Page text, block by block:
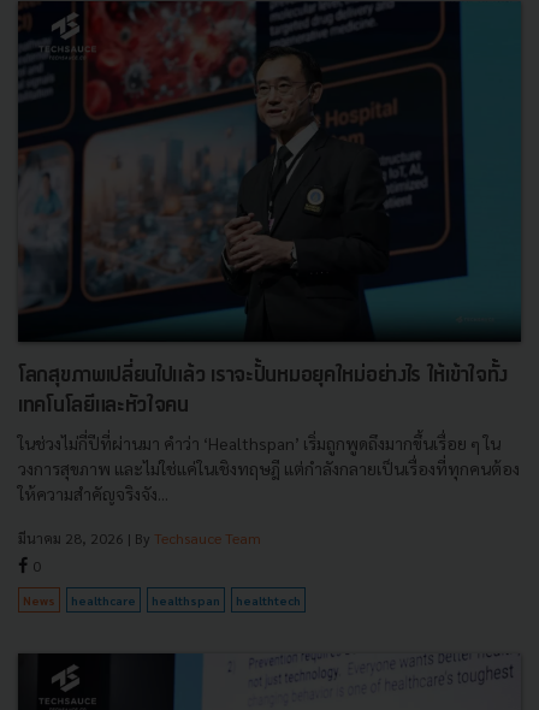
โลกสุขภาพเปลี่ยนไปแล้ว เราจะปั้นหมอยุคใหม่อย่างไร ให้เข้าใจทั้ง
เทคโนโลยีและหัวใจคน
ในช่วงไม่กี่ปีที่ผ่านมา คำว่า ‘Healthspan’ เริ่มถูกพูดถึงมากขึ้นเรื่อย ๆ ใน
วงการสุขภาพ และไม่ใช่แค่ในเชิงทฤษฎี แต่กำลังกลายเป็นเรื่องที่ทุกคนต้อง
ให้ความสำคัญจริงจัง...
มีนาคม 28, 2026 | By Techsauce Team
0
News healthcare healthspan healthtech